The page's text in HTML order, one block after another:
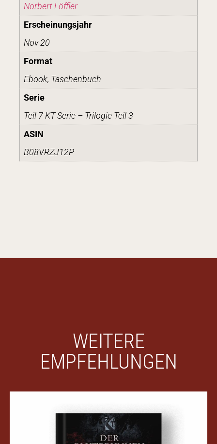
Norbert Löffler
Erscheinungsjahr
Nov 20
Format
Ebook, Taschenbuch
Serie
Teil 7 KT Serie – Trilogie Teil 3
ASIN
B08VRZJ12P
WEITERE
EMPFEHLUNGEN